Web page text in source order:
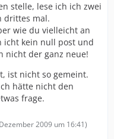
stelle, lese ich ich zwei
drittes mal.
wie du vielleicht an
icht kein null post und
nicht der ganz neue!
ist nicht so gemeint.
hätte nicht den
frage.
2009 um 16:41)